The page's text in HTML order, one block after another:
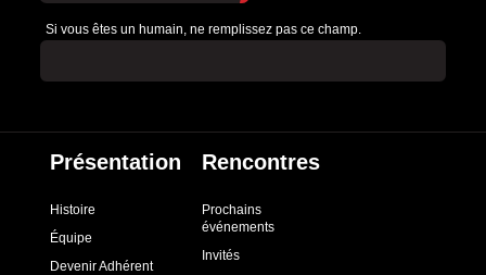
Si vous êtes un humain, ne remplissez pas ce champ.
Présentation
Histoire
Équipe
Devenir Adhérent
Rencontres
Prochains
événements
Invités